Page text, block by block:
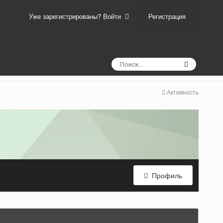
Уже зарегистрированы? Войти Регистрация
Активность
Профиль